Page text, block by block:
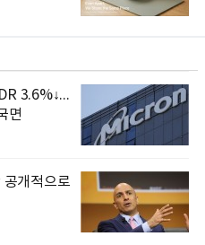
3.6%↓...
면
공개적으로